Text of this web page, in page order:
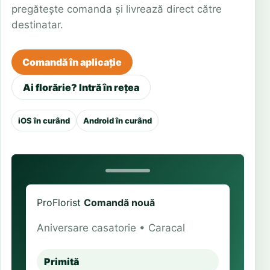
pregătește comanda și livrează direct către
destinatar.
Comandă în aplicație
Ai florărie? Intră în rețea
iOS în curând Android în curând
ProFlorist Comandă nouă
Aniversare casatorie • Caracal
Primită